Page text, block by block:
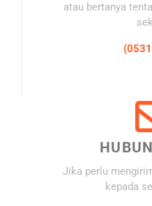
atau bertanya
Jika perlu
kepada